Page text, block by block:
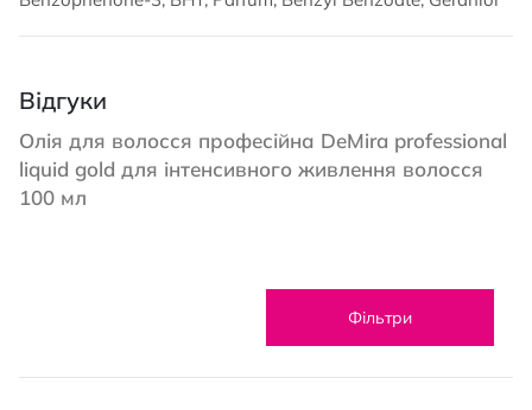
Відгуки
Олія для волосся професійна DeMira professional
liquid gold для інтенсивного живлення волосся
100 мл
Фільтри